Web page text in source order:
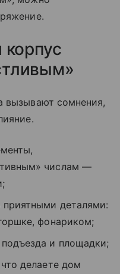
корпус
вызывают сомнения,
числам —
приятными деталями:
фонариком;
и площадки;
делаете дом